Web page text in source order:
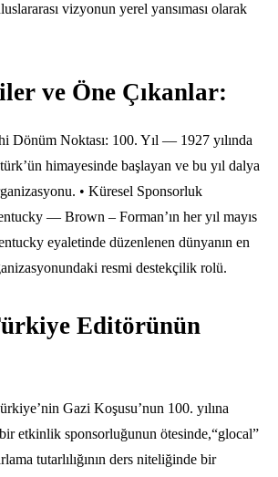
vizyonun yerel yansıması olarak
ve Öne Çıkanlar:
Dönüm Noktası: 100. Yıl — 1927 yılında
himayesinde başlayan ve bu yıl dalya
• Küresel Sponsorluk
— Brown – Forman’ın her yıl mayıs
eyaletinde düzenlenen dünyanın en
resmi destekçilik rolü.
Editörünün
Gazi Koşusu’nun 100. yılına
etkinlik sponsorluğunun ötesinde,“glocal”
tutarlılığının ders niteliğinde bir